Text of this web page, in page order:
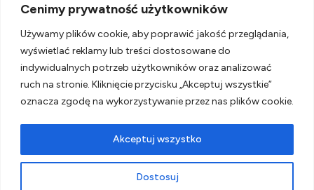
Cenimy prywatność użytkowników
Używamy plików cookie, aby poprawić jakość przeglądania,
wyświetlać reklamy lub treści dostosowane do
indywidualnych potrzeb użytkowników oraz analizować
ruch na stronie. Kliknięcie przycisku „Akceptuj wszystkie”
oznacza zgodę na wykorzystywanie przez nas plików cookie.
Dostosuj
Akceptuj wszystko
Współpraca
Polityka Prywatności